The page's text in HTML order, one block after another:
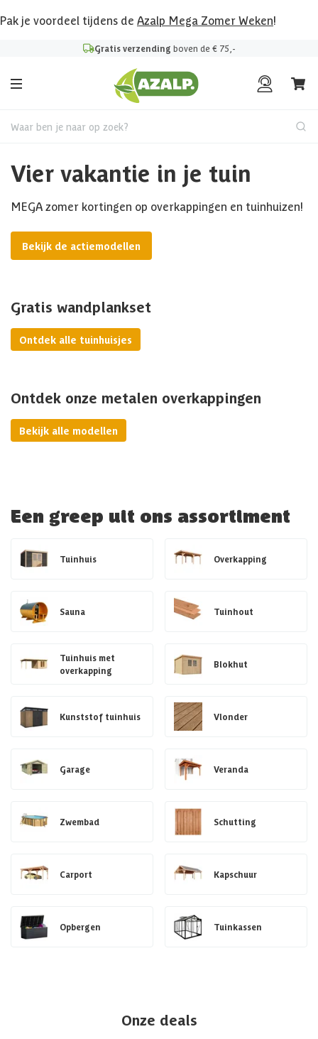
Pak je voordeel tijdens de Azalp Mega Zomer Weken!
Gratis verzending boven de € 75,-
Waar ben je naar op zoek?
Vier vakantie in je tuin
MEGA zomer kortingen op overkappingen en tuinhuizen!
Bekijk de actiemodellen
Gratis wandplankset
Ontdek alle tuinhuisjes
Ontdek onze metalen overkappingen
Bekijk alle modellen
Een greep uit ons assortiment
Tuinhuis Overkapping
Sauna Tuinhout
Tuinhuis met
overkapping
Blokhut
Kunststof tuinhuis Vlonder
Garage Veranda
Zwembad Schutting
Carport Kapschuur
Opbergen Tuinkassen
Onze deals